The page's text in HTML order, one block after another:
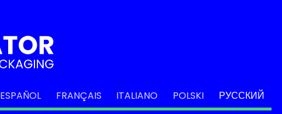
ESPAÑOL FRANÇAIS ITALIANO POLSKI РУССКИЙ